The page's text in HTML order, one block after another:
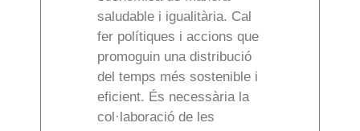
saludable i igualitària. Cal
fer polítiques i accions que
promoguin una distribució
del temps més sostenible i
eficient. És necessària la
col·laboració de les